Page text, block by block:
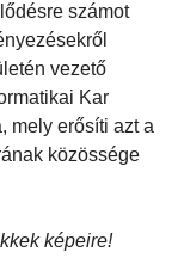
számot
vezető
Kar
mely erősíti azt a
közössége
képeire!